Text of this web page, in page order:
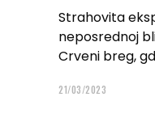
Strahovita
neposrednoj
Crveni breg,
21/03/2023